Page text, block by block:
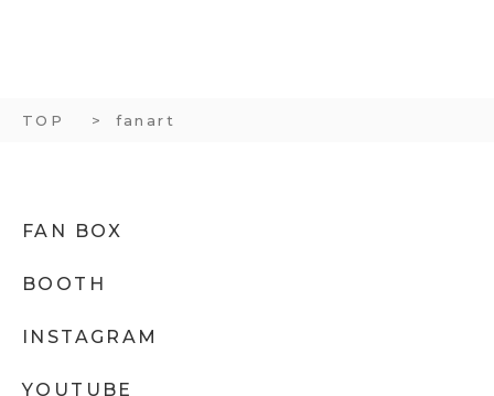
TOP fanart
FAN BOX
BOOTH
INSTAGRAM
YOUTUBE